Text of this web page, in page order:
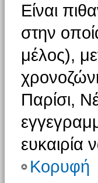
Είναι
στην
μέλος),
Παρίσι,
ευκαιρία
Κορυφή